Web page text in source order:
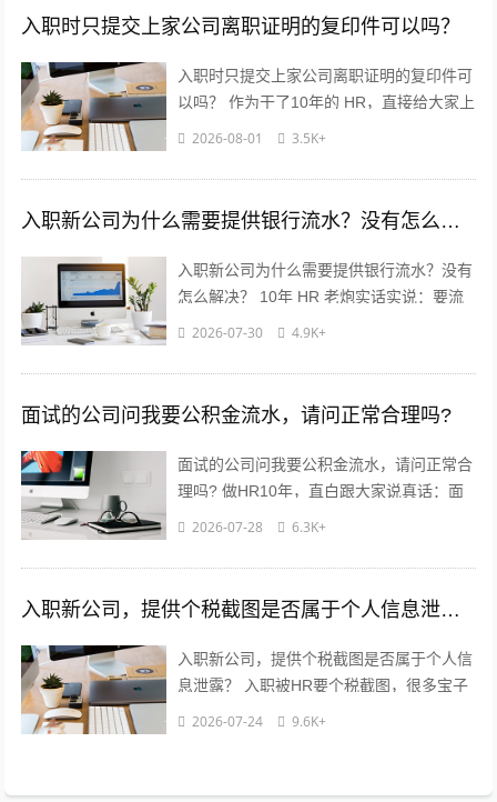
入职时只提交上家公司离职证明的复印件可以吗？
入职时只提交上家公司离职证明的复印件可
以吗？ 作为干了10年的 HR，直接给大家上
2026-08-01 3.5K+
入职新公司为什么需要提供银行流水？没有怎么解决？
入职新公司为什么需要提供银行流水？没有
怎么解决？ 10年 HR 老炮实话实说：要流
2026-07-30 4.9K+
面试的公司问我要公积金流水，请问正常合理吗?
面试的公司问我要公积金流水，请问正常合
理吗? 做HR10年，直白跟大家说真话：面
2026-07-28 6.3K+
入职新公司，提供个税截图是否属于个人信息泄露？
入职新公司，提供个税截图是否属于个人信
息泄露？ 入职被HR要个税截图，很多宝子
2026-07-24 9.6K+